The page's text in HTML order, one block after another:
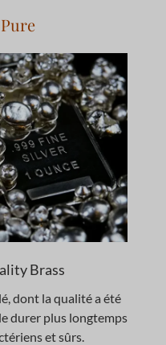
Brass
dont la qualité a été
durer plus longtemps
et sûrs.